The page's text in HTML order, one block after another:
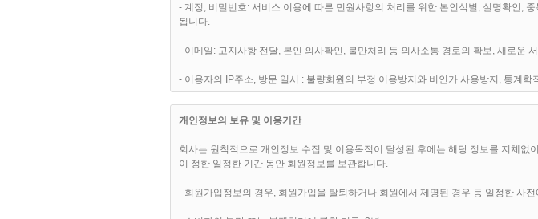
(2) 이 약관에 명시되지 아니한 사항에 대해서는 별도의 세부 약관, 상관행, 회사의
제 4 조 (용어의 정의)
(1) “회원”이란 서비스를 이용하기 위하여 회사와 이용계약을 체결하고 이용자 아이
- 계정, 비밀번호: 서비스 이용에 따른 민원사항의 처리를 위한 본인식별, 실명확인,
됩니다.
- 이메일: 고지사항 전달, 본인 의사확인, 불만처리 등 의사소통 경로의 확보, 새로운
- 이용자의 IP주소, 방문 일시 : 불량회원의 부정 이용방지와 비인가 사용방지, 통계학
- 그 외 선택항목: 개인맞춤서비스를 제공하기 위한 자료로 사용됩니다.
개인정보의 보유 및 이용기간
회사는 원칙적으로 개인정보 수집 및 이용목적이 달성된 후에는 해당 정보를 지체
이 정한 일정한 기간 동안 회원정보를 보관합니다.
- 회원가입정보의 경우, 회원가입을 탈퇴하거나 회원에서 제명된 경우 등 일정한 사